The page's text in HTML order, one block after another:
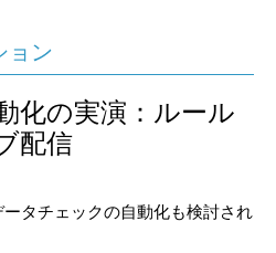
ョン
化の実演： ルール
配信
タチェックの自動化も検討され